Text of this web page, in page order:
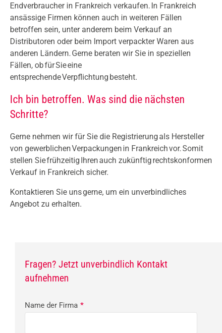
Endverbraucher in Frankreich verkaufen. In Frankreich
ansässige Firmen können auch in weiteren Fällen
betroffen sein, unter anderem beim Verkauf an
Distributoren oder beim Import verpackter Waren aus
anderen Ländern. Gerne beraten wir Sie in speziellen
Fällen, ob für Sie eine
entsprechende Verpflichtung besteht.
Ich bin betroffen. Was sind die nächsten
Schritte?
Gerne nehmen wir für Sie die Registrierung als Hersteller
von gewerblichen Verpackungen in Frankreich vor. Somit
stellen Sie frühzeitig Ihren auch zukünftig rechtskonformen
Verkauf in Frankreich sicher.
Kontaktieren Sie uns gerne, um ein unverbindliches
Angebot zu erhalten.
Fragen? Jetzt unverbindlich Kontakt
aufnehmen
Name der Firma *